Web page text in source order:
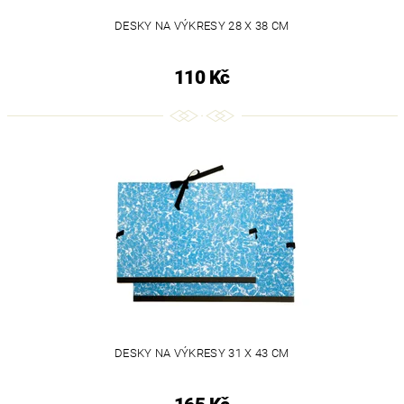
DESKY NA VÝKRESY 28 X 38 CM
110 Kč
DESKY NA VÝKRESY 31 X 43 CM